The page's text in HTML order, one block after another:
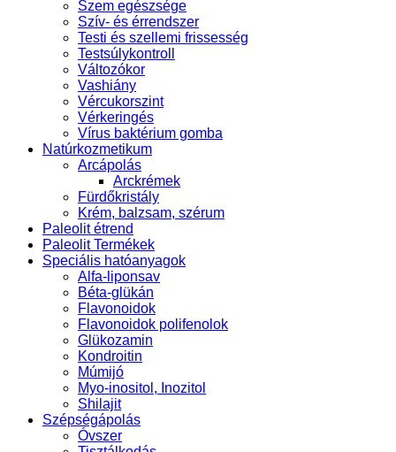
Szem egészsége
Szív- és érrendszer
Testi és szellemi frissesség
Testsúlykontroll
Változókor
Vashiány
Vércukorszint
Vérkeringés
Vírus baktérium gomba
Natúrkozmetikum
Arcápolás
Arckrémek
Fürdőkristály
Krém, balzsam, szérum
Paleolit étrend
Paleolit Termékek
Speciális hatóanyagok
Alfa-liponsav
Béta-glükán
Flavonoidok
Flavonoidok polifenolok
Glükozamin
Kondroitin
Múmijó
Myo-inositol, Inozitol
Shilajit
Szépségápolás
Óvszer